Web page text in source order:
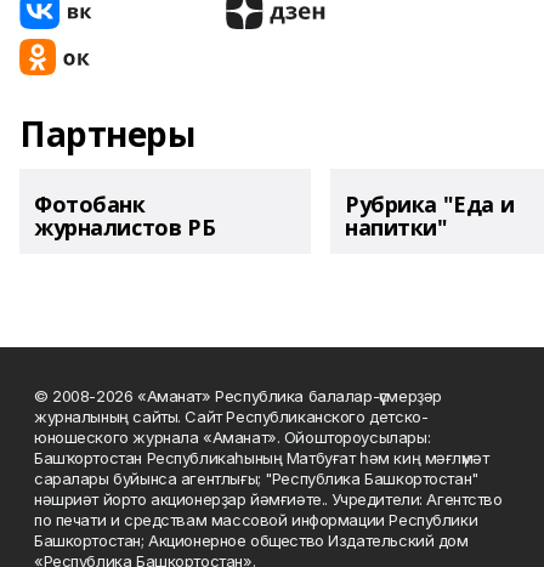
Партнеры
Фотобанк
журналистов РБ
Рубрика "Еда и
напитки"
© 2008-2026 «Аманат» Республика балалар-үҫмерҙәр
журналының сайты. Сайт Республиканского детско-
юношеского журнала «Аманат». Ойоштороусылары:
Башҡортостан Республикаһының Матбуғат һәм киң мәғлүмәт
саралары буйынса агентлығы; "Республика Башкортостан"
нәшриәт йорто акционерҙар йәмғиәте.. Учредители: Агентство
по печати и средствам массовой информации Республики
Башкортостан; Акционерное общество Издательский дом
«Республика Башкортостан».